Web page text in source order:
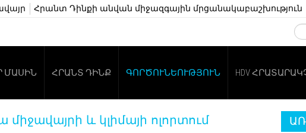
Հրանտ Դինքի անվան միջազգային մրցանակաբաշխություն
…
ՄԱՍԻՆ ՀՐԱՆՏ ԴԻՆՔ ԳՈՐԾՈՒՆԵՈՒԹՅՈՒՆ HDV
և կլիմայի ոլորտում